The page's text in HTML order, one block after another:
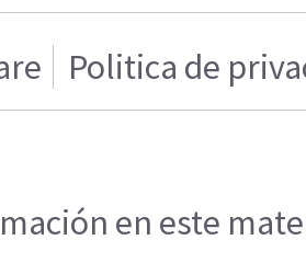
Politica de
en este